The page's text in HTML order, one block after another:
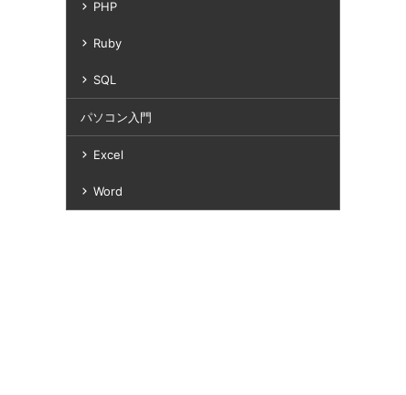
PHP
Ruby
SQL
パソコン入門
Excel
Word